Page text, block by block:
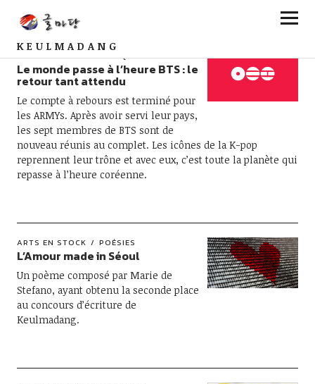
KEULMADANG
ARTS EN STOCK MUSIQUE
Le monde passe à l’heure BTS : le
retour tant attendu
Le compte à rebours est terminé pour
les ARMYs. Après avoir servi leur pays,
les sept membres de BTS sont de
nouveau réunis au complet. Les icônes de la K-pop
reprennent leur trône et avec eux, c’est toute la planète qui
repasse à l’heure coréenne.
ARTS EN STOCK POÉSIES
L’Amour made in Séoul
Un poème composé par Marie de
Stefano, ayant obtenu la seconde place
au concours d’écriture de
Keulmadang.